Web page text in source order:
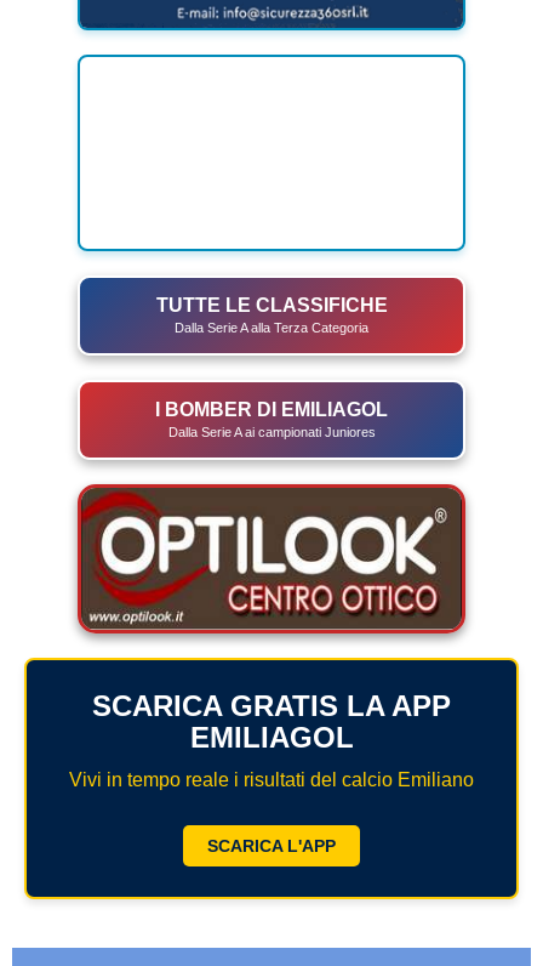
TUTTE LE CLASSIFICHE
Dalla Serie A alla Terza Categoria
I BOMBER DI EMILIAGOL
Dalla Serie A ai campionati Juniores
SCARICA GRATIS LA APP
EMILIAGOL
Vivi in tempo reale i risultati del calcio Emiliano
SCARICA L'APP